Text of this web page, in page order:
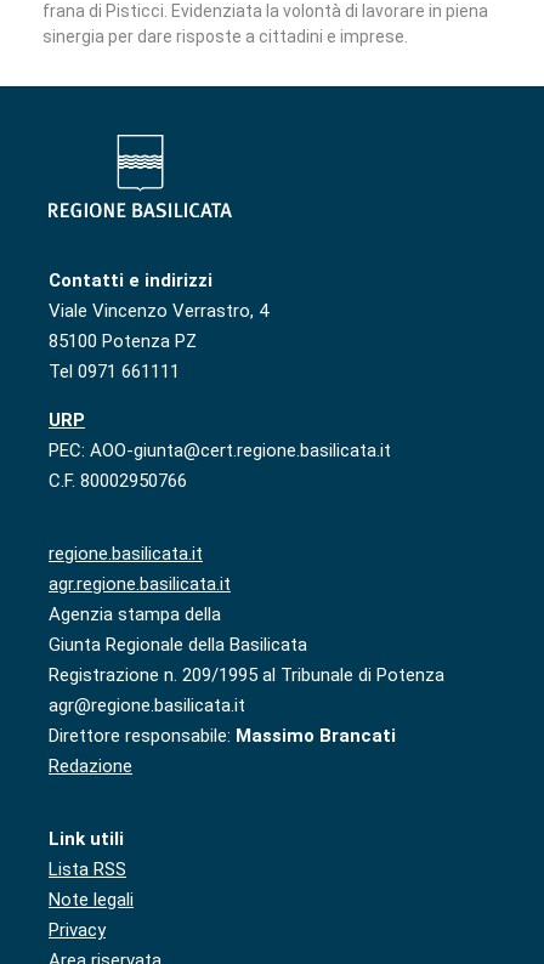
frana di Pisticci. Evidenziata la volontà di lavorare in piena
sinergia per dare risposte a cittadini e imprese.
Contatti e indirizzi
Viale Vincenzo Verrastro, 4
85100 Potenza PZ
Tel 0971 661111
URP
PEC: AOO-giunta@cert.regione.basilicata.it
C.F. 80002950766
regione.basilicata.it
agr.regione.basilicata.it
Agenzia stampa della
Giunta Regionale della Basilicata
Registrazione n. 209/1995 al Tribunale di Potenza
agr@regione.basilicata.it
Direttore responsabile: Massimo Brancati
Redazione
Link utili
Lista RSS
Note legali
Privacy